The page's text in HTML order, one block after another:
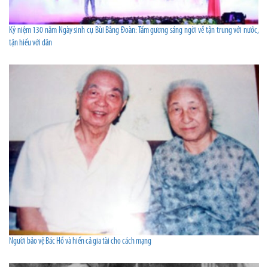
Kỷ niệm 130 năm Ngày sinh cụ Bùi Bằng Đoàn: Tấm gương sáng ngời về tận trung với nước,
tận hiếu với dân
Người bảo vệ Bác Hồ và hiến cả gia tài cho cách mạng